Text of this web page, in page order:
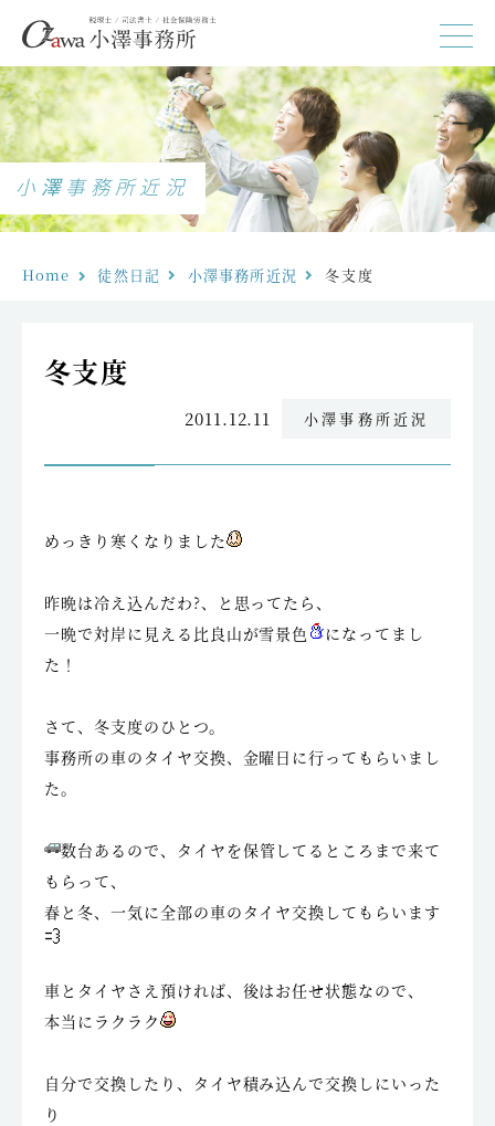
小澤事務所近況
Home 徒然日記 小澤事務所近況 冬支度
冬支度
2011.12.11 小澤事務所近況
めっきり寒くなりました
昨晩は冷え込んだわ?、と思ってたら、
一晩で対岸に見える比良山が雪景色
になってまし
た！
さて、冬支度のひとつ。
事務所の車のタイヤ交換、金曜日に行ってもらいまし
た。
数台あるので、タイヤを保管してるところまで来て
もらって、
春と冬、一気に全部の車のタイヤ交換してもらいます
車とタイヤさえ預ければ、後はお任せ状態なので、
本当にラクラク
自分で交換したり、タイヤ積み込んで交換しにいった
り